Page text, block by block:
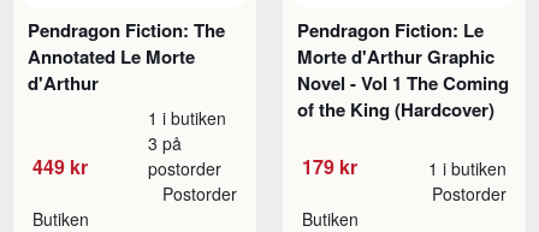
Pendragon Fiction: The
Annotated Le Morte
d'Arthur
449 kr
1 i butiken
3 på
postorder
Butiken
Postorder
Pendragon Fiction: Le
Morte d'Arthur Graphic
Novel - Vol 1 The Coming
of the King (Hardcover)
179 kr 1 i butiken
Butiken
Postorder